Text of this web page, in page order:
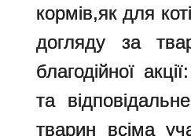
кормів,як для
догляду за
благодійної
та
тварин всіма